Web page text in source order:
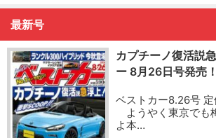
最新号
カプチーノ復活説
ー 8月26日号発売！
ベストカー8.26号
ようやく東京でも
よ本…